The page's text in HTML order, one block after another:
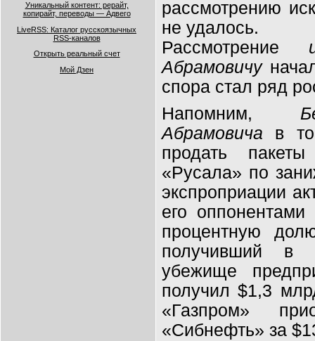
Уникальный контент: рерайт,
копирайт, переводы — Адвего
LiveRSS: Каталог русскоязычных
RSS-каналов
Открыть реальный счет
Мой Дзен
рассмотрению
не удалось.
Рассмотрение
Абрамовичу
спора стал ряд
Напомним,
Абрамовича в
продать
«Русала» по
экспроприации
его
процентную
получивший в
убежище
получил $1,3
«Газпром»
«Сибнефть» за